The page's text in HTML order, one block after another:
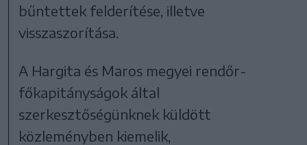
bűntettek felderítése, illetve
visszaszorítása.
A Hargita és Maros megyei rendőr-
főkapitányságok által
szerkesztőségünknek küldött
közleményben kiemelik,